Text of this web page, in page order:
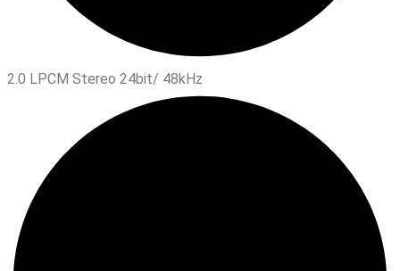
2.0 LPCM Stereo 24bit/ 48kHz